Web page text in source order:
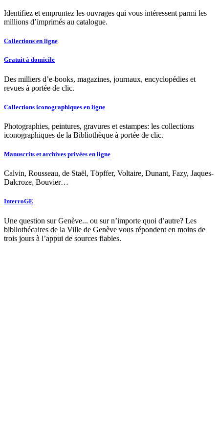
Identifiez et empruntez les ouvrages qui vous intéressent parmi les
millions d’imprimés au catalogue.
Collections en ligne
Gratuit à domicile
Des milliers d’e-books, magazines, journaux, encyclopédies et
revues à portée de clic.
Collections iconographiques en ligne
Photographies, peintures, gravures et estampes: les collections
iconographiques de la Bibliothèque à portée de clic.
Manuscrits et archives privées en ligne
Calvin, Rousseau, de Staël, Töpffer, Voltaire, Dunant, Fazy, Jaques-
Dalcroze, Bouvier…
InterroGE
Une question sur Genève... ou sur n’importe quoi d’autre? Les
bibliothécaires de la Ville de Genève vous répondent en moins de
trois jours à l’appui de sources fiables.